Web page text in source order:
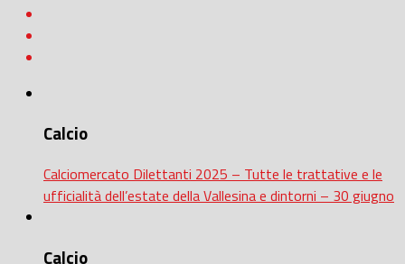
Calcio
Calciomercato Dilettanti 2025 – Tutte le trattative e le
ufficialità dell’estate della Vallesina e dintorni – 30 giugno
Calcio